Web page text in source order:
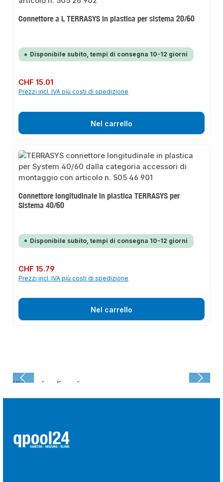
Connettore a L TERRASYS in plastica per sistema 20/60
Disponibile subito, tempi di consegna 10-12 giorni
Prezzo normale:
CHF 15.01
Prezzi incl. IVA più costi di spedizione
Nel carrello
Connettore longitudinale in plastica TERRASYS per
Sistema 40/60
Disponibile subito, tempi di consegna 10-12 giorni
Prezzo normale:
CHF 15.79
Prezzi incl. IVA più costi di spedizione
Nel carrello
Ultima visualizzazione: